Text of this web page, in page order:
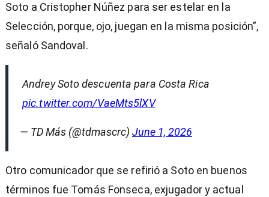
Soto a Cristopher Núñez para ser estelar en la
Selección, porque, ojo, juegan en la misma posición”,
señaló Sandoval.
Andrey Soto descuenta para Costa Rica
pic.twitter.com/VaeMts5lXV
— TD Más (@tdmascrc) June 1, 2026
Otro comunicador que se refirió a Soto en buenos
términos fue Tomás Fonseca, exjugador y actual